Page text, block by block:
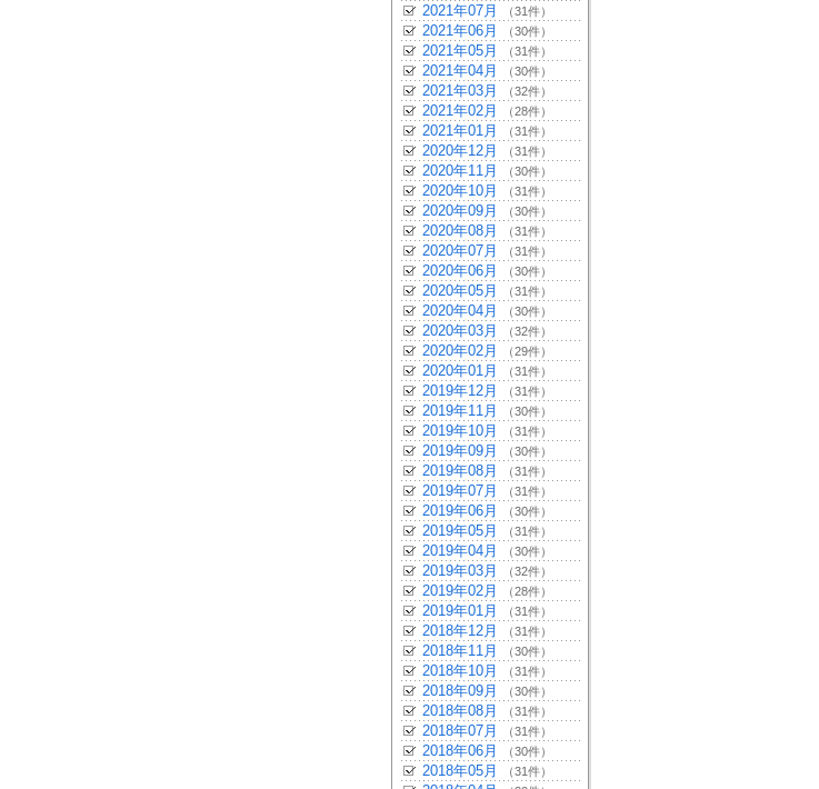
2021年07月 （31件）
2021年06月 （30件）
2021年05月 （31件）
2021年04月 （30件）
2021年03月 （32件）
2021年02月 （28件）
2021年01月 （31件）
2020年12月 （31件）
2020年11月 （30件）
2020年10月 （31件）
2020年09月 （30件）
2020年08月 （31件）
2020年07月 （31件）
2020年06月 （30件）
2020年05月 （31件）
2020年04月 （30件）
2020年03月 （32件）
2020年02月 （29件）
2020年01月 （31件）
2019年12月 （31件）
2019年11月 （30件）
2019年10月 （31件）
2019年09月 （30件）
2019年08月 （31件）
2019年07月 （31件）
2019年06月 （30件）
2019年05月 （31件）
2019年04月 （30件）
2019年03月 （32件）
2019年02月 （28件）
2019年01月 （31件）
2018年12月 （31件）
2018年11月 （30件）
2018年10月 （31件）
2018年09月 （30件）
2018年08月 （31件）
2018年07月 （31件）
2018年06月 （30件）
2018年05月 （31件）